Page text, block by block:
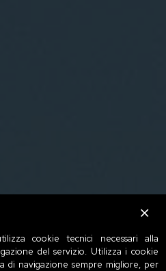
cookie tecnici necessari alla
del servizio. Utilizza i cookie
di navigazione sempre migliore, per